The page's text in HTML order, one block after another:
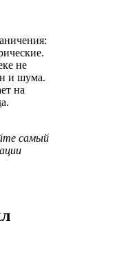
не
и шума.
на
самый